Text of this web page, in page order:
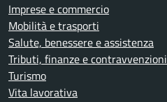
Imprese e commercio
Mobilità e trasporti
Salute, benessere e assistenza
Tributi, finanze e contravvenzioni
Turismo
Vita lavorativa